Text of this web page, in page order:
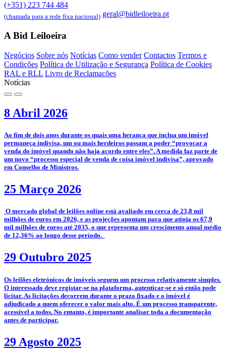
(+351) 223 744 484
(chamada para a rede fixa nacional) geral@bidleiloeira.pt
A Bid Leiloeira
Negócios Sobre nós Notícias Como vender Contactos Termos e
Condições Política de Utilização e Segurança Política de Cookies
RAL e RLL Livro de Reclamações
Notícias
8 Abril 2026
­Ao fim de dois anos durante os quais uma herança que inclua um imóvel
permaneça indivisa, um ou mais herdeiros passam a poder “provocar a
venda do imóvel quando não haja acordo entre eles”. A medida faz parte de
um novo “processo especial de venda de coisa imóvel indivisa”, aprovado
em Conselho de Ministros.
25 Março 2026
­­ O mercado global de leilões online está avaliado em cerca de 23,8 mil
milhões de euros em 2026, e as projeções apontam para que atinja os 67,9
mil milhões de euros até 2035, o que representa um crescimento anual médio
de 12,36% ao longo desse período.
29 Outubro 2025
­­Os leilões eletrónicos de imóveis seguem um processo relativamente simples.
O interessado deve registar-se na plataforma, autenticar-se e só então pode
licitar. As licitações decorrem durante o prazo fixado e o imóvel é
adjudicado a quem oferecer o valor mais alto. É um processo transparente,
acessível a todos. No entanto, é importante analisar toda a documentação
antes de participar.
29 Agosto 2025